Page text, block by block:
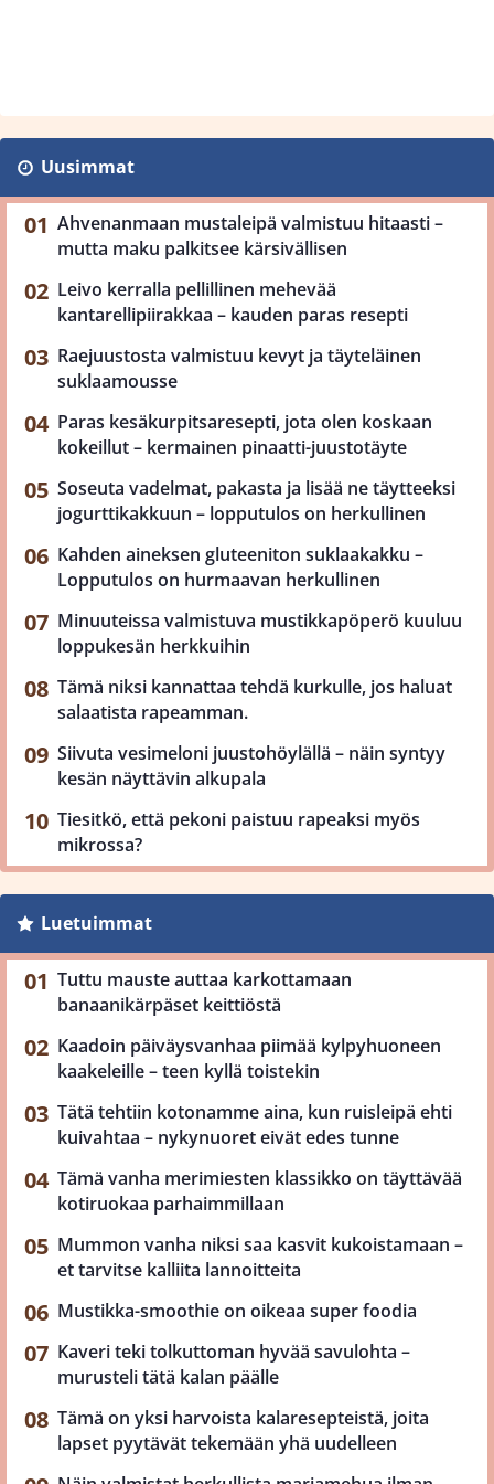
Uusimmat
Ahvenanmaan mustaleipä valmistuu hitaasti –
mutta maku palkitsee kärsivällisen
Leivo kerralla pellillinen mehevää
kantarellipiirakkaa – kauden paras resepti
Raejuustosta valmistuu kevyt ja täyteläinen
suklaamousse
Paras kesäkurpitsaresepti, jota olen koskaan
kokeillut – kermainen pinaatti-juustotäyte
Soseuta vadelmat, pakasta ja lisää ne täytteeksi
jogurttikakkuun – lopputulos on herkullinen
Kahden aineksen gluteeniton suklaakakku –
Lopputulos on hurmaavan herkullinen
Minuuteissa valmistuva mustikkapöperö kuuluu
loppukesän herkkuihin
Tämä niksi kannattaa tehdä kurkulle, jos haluat
salaatista rapeamman.
Siivuta vesimeloni juustohöylällä – näin syntyy
kesän näyttävin alkupala
Tiesitkö, että pekoni paistuu rapeaksi myös
mikrossa?
Luetuimmat
Tuttu mauste auttaa karkottamaan
banaanikärpäset keittiöstä
Kaadoin päiväysvanhaa piimää kylpyhuoneen
kaakeleille – teen kyllä toistekin
Tätä tehtiin kotonamme aina, kun ruisleipä ehti
kuivahtaa – nykynuoret eivät edes tunne
Tämä vanha merimiesten klassikko on täyttävää
kotiruokaa parhaimmillaan
Mummon vanha niksi saa kasvit kukoistamaan –
et tarvitse kalliita lannoitteita
Mustikka-smoothie on oikeaa super foodia
Kaveri teki tolkuttoman hyvää savulohta –
murusteli tätä kalan päälle
Tämä on yksi harvoista kalaresepteistä, joita
lapset pyytävät tekemään yhä uudelleen